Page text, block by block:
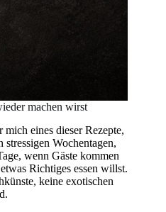
machen wirst
eines dieser Rezepte,
Wochentagen,
wenn Gäste kommen
Richtiges essen willst.
keine exotischen